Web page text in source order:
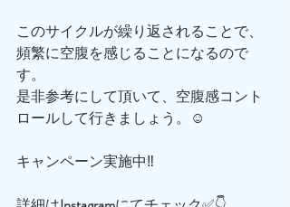
このサイクルが繰り返されることで、
頻繁に空腹を感じることになるので
す。
是非参考にして頂いて、空腹感コント
ロールして行きましょう。☺️
キャンペーン実施中‼️